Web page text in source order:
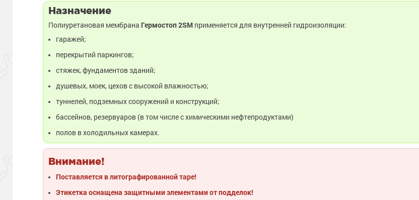
Назначение
Полиуретановая мембрана Гермостоп 2SM применяется для внутренней гидроизоляции:
гаражей;
перекрытий паркингов;
стяжек, фундаментов зданий;
душевых, моек, цехов с высокой влажностью;
туннелей, подземных сооружений и конструкций;
бассейнов, резервуаров (в том числе с химическими нефтепродуктами)
полов в холодильных камерах.
Внимание!
Поставляется в литографированной таре!
Этикетка оснащена защитными элементами от подделок!